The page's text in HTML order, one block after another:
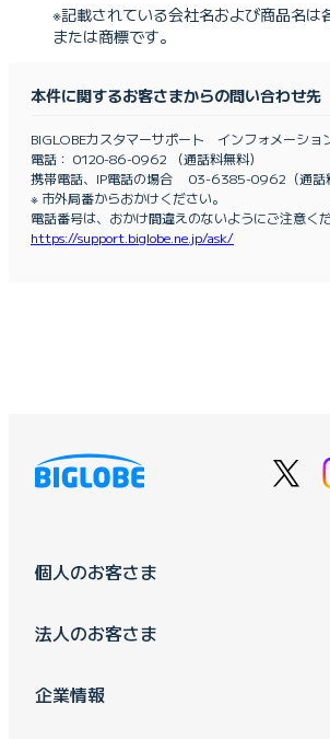
※記載されている会社名および商品名は
または商標です。
本件に関するお客さまからの問い合わせ先
BIGLOBEカスタマーサポート インフォメーショ
電話： 0120-86-0962 （通話料無料）
携帯電話、IP電話の場合 03-6385-0962（通話
※ 市外局番からおかけください。
電話番号は、おかけ間違えのないようにご注意くだ
https://support.biglobe.ne.jp/ask/
個人のお客さま
法人のお客さま
企業情報